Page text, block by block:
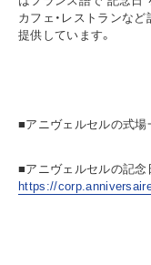
カフェ・レストランな
提供しています。
■アニヴェルセルの式
■アニヴェルセルの記
https://